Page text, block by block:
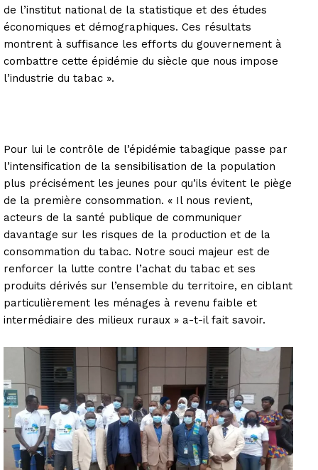
de l’institut national de la statistique et des études
économiques et démographiques. Ces résultats
montrent à suffisance les efforts du gouvernement à
combattre cette épidémie du siècle que nous impose
l’industrie du tabac ».
Pour lui le contrôle de l’épidémie tabagique passe par
l’intensification de la sensibilisation de la population
plus précisément les jeunes pour qu’ils évitent le piège
de la première consommation. « Il nous revient,
acteurs de la santé publique de communiquer
davantage sur les risques de la production et de la
consommation du tabac. Notre souci majeur est de
renforcer la lutte contre l’achat du tabac et ses
produits dérivés sur l’ensemble du territoire, en ciblant
particulièrement les ménages à revenu faible et
intermédiaire des milieux ruraux » a-t-il fait savoir.